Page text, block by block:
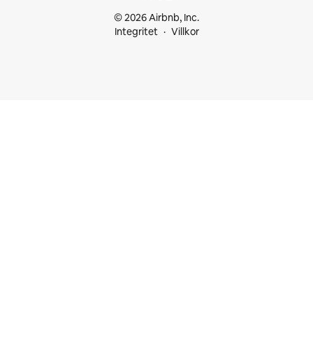
© 2026 Airbnb, Inc.
Integritet
Villkor